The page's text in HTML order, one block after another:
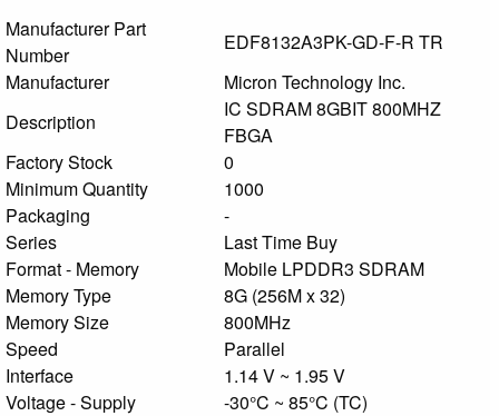
Manufacturer Part
Number
EDF8132A3PK-GD-F-R TR
Manufacturer
Micron Technology Inc.
Description
IC SDRAM 8GBIT 800MHZ
FBGA
Factory Stock
0
Minimum Quantity
1000
Packaging
-
Series
Last Time Buy
Format - Memory
Mobile LPDDR3 SDRAM
Memory Type
8G (256M x 32)
Memory Size
800MHz
Speed
Parallel
Interface
1.14 V ~ 1.95 V
Voltage - Supply
-30°C ~ 85°C (TC)